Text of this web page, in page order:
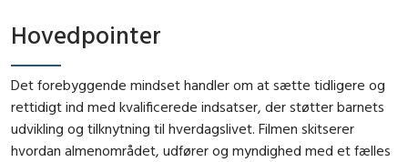
Hovedpointer
Det forebyggende mindset handler om at sætte tidligere og
rettidigt ind med kvalificerede indsatser, der støtter barnets
udvikling og tilknytning til hverdagslivet. Filmen skitserer
hvordan almenområdet, udfører og myndighed med et fælles